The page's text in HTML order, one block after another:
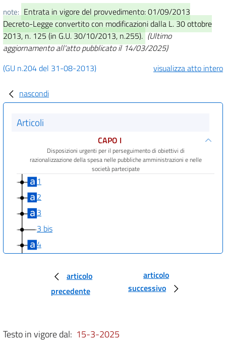
note: Entrata in vigore del provvedimento: 01/09/2013
Decreto-Legge convertito con modificazioni dalla L. 30 ottobre
2013, n. 125 (in G.U. 30/10/2013, n.255). (Ultimo
aggiornamento all'atto pubblicato il 14/03/2025)
(GU n.204 del 31-08-2013)
visualizza atto intero
nascondi
Articoli
CAPO I
Disposizioni urgenti per il perseguimento di obiettivi di
razionalizzazione della spesa nelle pubbliche amministrazioni e nelle
società partecipate
1
2
3
3 bis
4
MISURE PER L'EFFICIENTAMENTO E LA RAZIONALIZZAZIONE DELLE
PUBBLICHE AMMINISTRAZIONI
7
articolo
precedente
articolo
successivo
Testo in vigore dal: 15-3-2025